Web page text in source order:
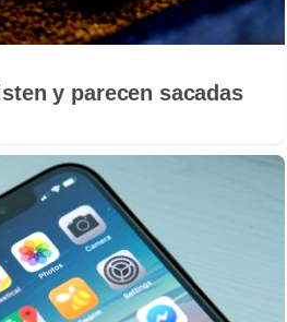
y parecen sacadas